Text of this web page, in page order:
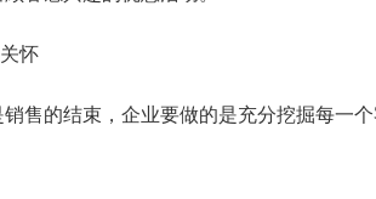
怀
售的结束，企业要做的是充分挖掘每一